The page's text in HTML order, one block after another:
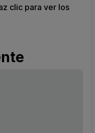
clic para ver los